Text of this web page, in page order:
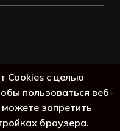
Cookies с целью
пользоваться веб-
запретить
браузера.